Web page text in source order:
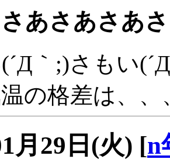
あさあさあ
｀;)さもい
の格差は、、
月29日(火) [n